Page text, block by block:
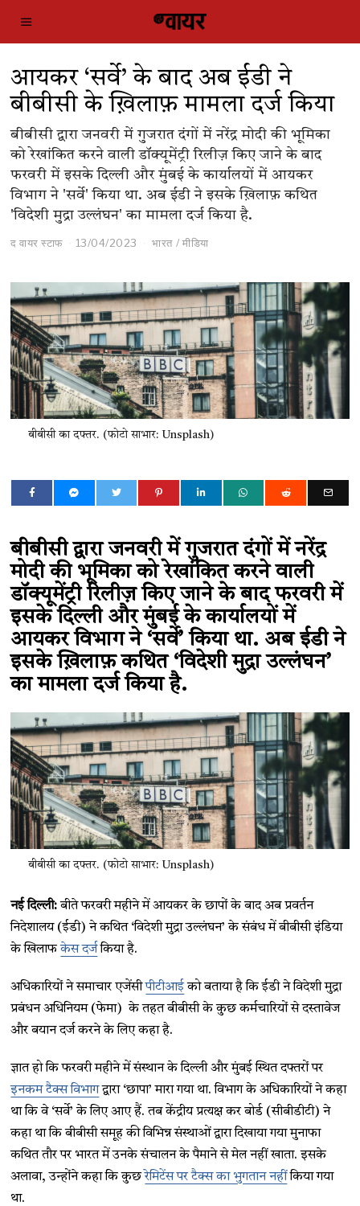
आयकर ‘सर्वे’ के बाद अब ईडी ने
बीबीसी के ख़िलाफ़ मामला दर्ज किया
बीबीसी द्वारा जनवरी में गुजरात दंगों में नरेंद्र मोदी की भूमिका
को रेखांकित करने वाली डॉक्यूमेंट्री रिलीज़ किए जाने के बाद
फरवरी में इसके दिल्ली और मुंबई के कार्यालयों में आयकर
विभाग ने 'सर्वे' किया था. अब ईडी ने इसके ख़िलाफ़ कथित
'विदेशी मुद्रा उल्लंघन' का मामला दर्ज किया है.
द वायर स्टाफ 13/04/2023 भारत / मीडिया
बीबीसी का दफ्तर. (फोटो साभार: Unsplash)
बीबीसी द्वारा जनवरी में गुजरात दंगों में नरेंद्र
मोदी की भूमिका को रेखांकित करने वाली
डॉक्यूमेंट्री रिलीज़ किए जाने के बाद फरवरी में
इसके दिल्ली और मुंबई के कार्यालयों में
आयकर विभाग ने ‘सर्वे’ किया था. अब ईडी ने
इसके ख़िलाफ़ कथित ‘विदेशी मुद्रा उल्लंघन’
का मामला दर्ज किया है.
बीबीसी का दफ्तर. (फोटो साभार: Unsplash)
नई दिल्ली:बीते फरवरी महीने में आयकर के छापों के बाद अब प्रवर्तन
निदेशालय (ईडी) ने कथित ‘विदेशी मुद्रा उल्लंघन’ के संबंध में बीबीसी इंडिया
के खिलाफकेस दर्जकिया है.
अधिकारियों ने समाचार एजेंसीपीटीआईको बताया है कि ईडी ने विदेशी मुद्रा
प्रबंधन अधिनियम (फेमा) के तहत बीबीसी के कुछ कर्मचारियों से दस्तावेज
और बयान दर्ज करने के लिए कहा है.
ज्ञात हो कि फरवरी महीने में संस्थान के दिल्ली और मुंबई स्थित दफ्तरों पर
इनकम टैक्स विभागद्वारा ‘छापा’ मारा गया था. विभाग के अधिकारियों ने कहा
था कि वे ‘सर्वे’ के लिए आए हैं. तब केंद्रीय प्रत्यक्ष कर बोर्ड (सीबीडीटी) ने
कहा था कि बीबीसी समूह की विभिन्न संस्थाओं द्वारा दिखाया गया मुनाफा
कथित तौर पर भारत में उनके संचालन के पैमाने से मेल नहीं खाता. इसके
अलावा, उन्होंने कहा कि कुछरेमिटेंस पर टैक्स का भुगतान नहींकिया गया
था.